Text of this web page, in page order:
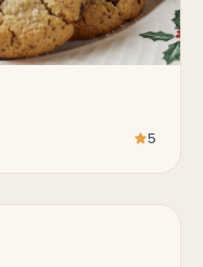
5